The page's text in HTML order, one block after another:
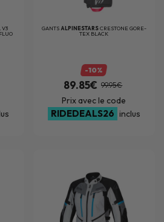
V3
GANTS ALPINESTARSCRESTONE GORE-
TEX BLACK
-10%
89.85€ 99.95€
Prix avec le code
RIDEDEALS26 inclus